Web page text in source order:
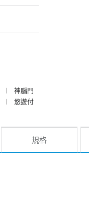
︱
神腦門
︱
悠遊付
規格